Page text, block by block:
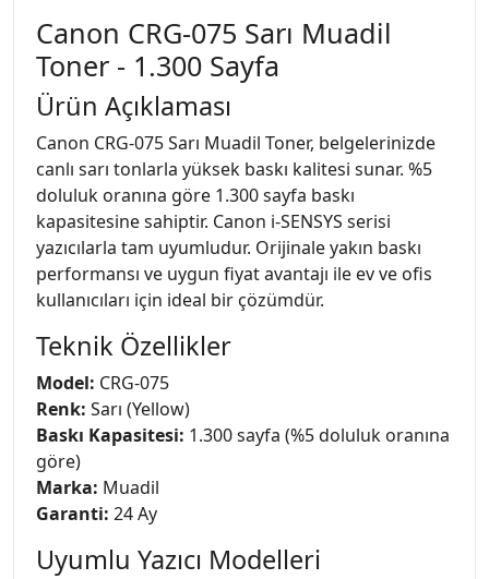
Canon CRG-075 Sarı Muadil
Toner - 1.300 Sayfa
Ürün Açıklaması
Canon CRG-075 Sarı Muadil Toner, belgelerinizde
canlı sarı tonlarla yüksek baskı kalitesi sunar. %5
doluluk oranına göre 1.300 sayfa baskı
kapasitesine sahiptir. Canon i-SENSYS serisi
yazıcılarla tam uyumludur. Orijinale yakın baskı
performansı ve uygun fiyat avantajı ile ev ve ofis
kullanıcıları için ideal bir çözümdür.
Teknik Özellikler
Model: CRG-075
Renk: Sarı (Yellow)
Baskı Kapasitesi: 1.300 sayfa (%5 doluluk oranına
göre)
Marka: Muadil
Garanti: 24 Ay
Uyumlu Yazıcı Modelleri